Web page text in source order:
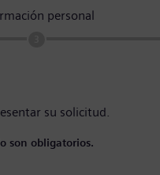
personal
su solicitud.
son obligatorios.